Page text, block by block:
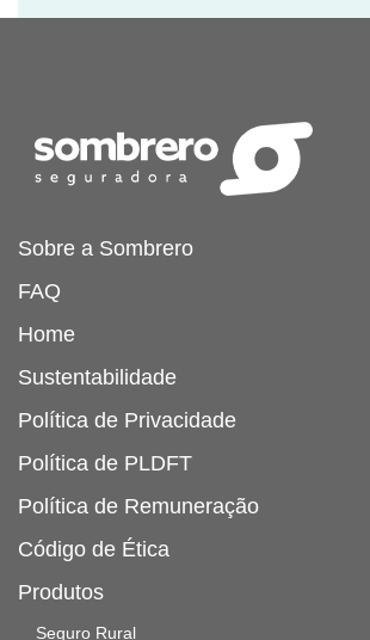
Sobre a Sombrero
FAQ
Home
Sustentabilidade
Política de Privacidade
Política de PLDFT
Política de Remuneração
Código de Ética
Produtos
Seguro Rural